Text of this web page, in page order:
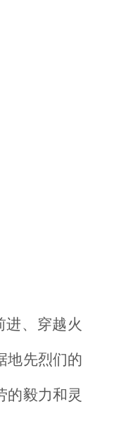
、穿越火
地先烈们的
的毅力和灵